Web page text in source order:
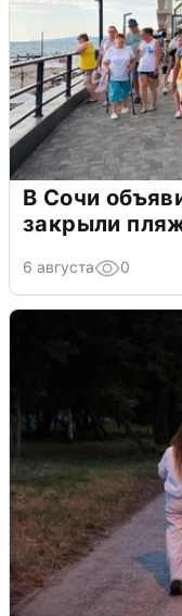
В Сочи
закрыли
6 августа 0